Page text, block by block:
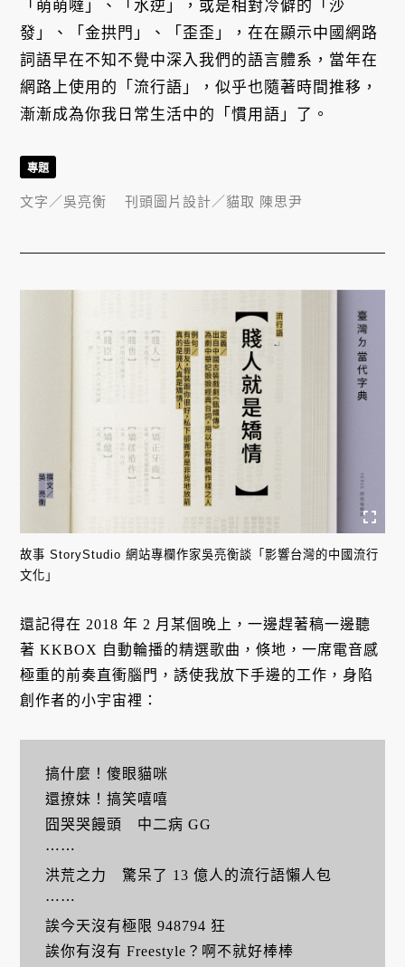
「萌萌噠」、「水逆」，或是相對冷僻的「沙
發」、「金拱門」、「歪歪」，在在顯示中國網路
詞語早在不知不覺中深入我們的語言體系，當年在
網路上使用的「流行語」，似乎也隨著時間推移，
漸漸成為你我日常生活中的「慣用語」了。
故事 StoryStudio 網站專欄作家吳亮衡談「影響台灣的中國流行
文化」
還記得在 2018 年 2 月某個晚上，一邊趕著稿一邊聽
著 KKBOX 自動輪播的精選歌曲，倏地，一席電音感
極重的前奏直衝腦門，誘使我放下手邊的工作，身陷
創作者的小宇宙裡：
搞什麼！傻眼貓咪
還撩妹！搞笑嘻嘻
囧哭哭饅頭 中二病 GG
⋯⋯
洪荒之力 驚呆了 13 億人的流行語懶人包
⋯⋯
誒今天沒有極限 948794 狂
誒你有沒有 Freestyle？啊不就好棒棒
專題
文字／吳亮衡 刊頭圖片設計／貓取 陳思尹